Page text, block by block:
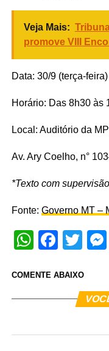
Veja Mais:
promove VIII
Data: 30/9 (terça-feira)
Horário: Das 8h30 às
Local: Auditório da
Av. Ary Coelho, n°
*Texto com
Fonte: Governo MT –
COMENTE ABAIXO